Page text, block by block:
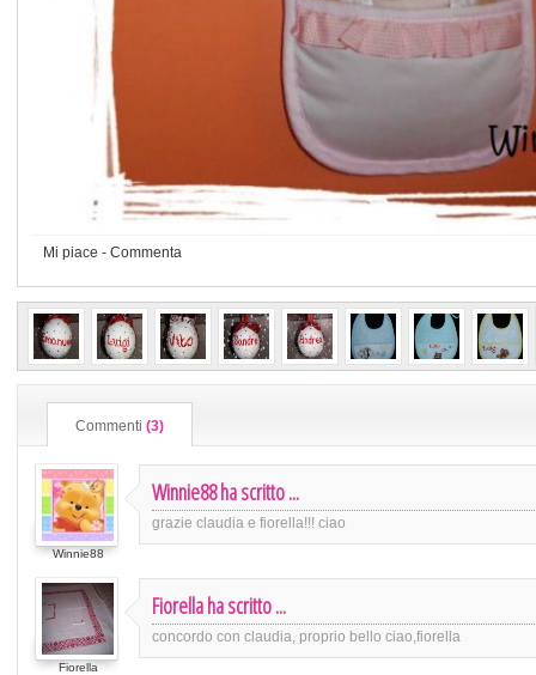
Mi piace - Commenta
Commenti (3)
Winnie88
Winnie88 ha scritto ...
grazie claudia e fiorella!!! ciao
Fiorella
Fiorella ha scritto ...
concordo con claudia, proprio bello ciao,fiorella